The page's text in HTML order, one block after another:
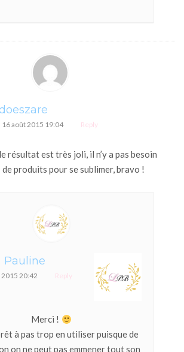
doeszare
16 août 2015 19:04 Reply
résultat est très joli, il n’y a pas besoin
de produits pour se sublimer, bravo !
Pauline
2015 20:42 Reply
Merci !
à pas trop en utiliser puisque de
on ne peut pas emmener tout son